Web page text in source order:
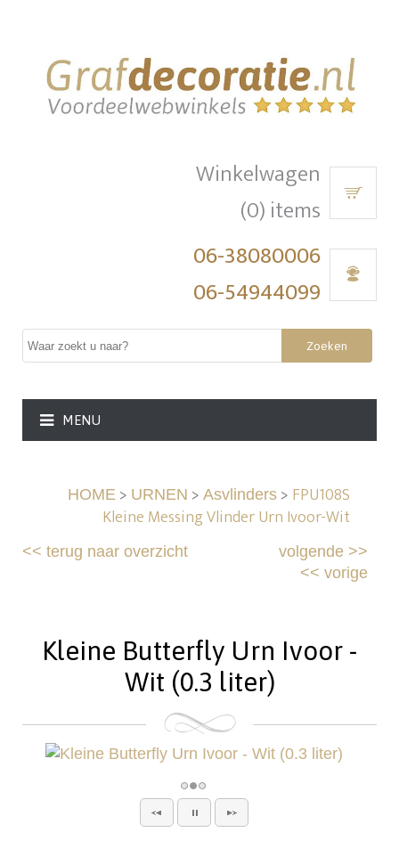
Winkelwagen
(0) items
06-38080006
06-54944099
Zoeken
MENU
HOME> URNEN > Asvlinders> FPU108S
Kleine Messing Vlinder Urn Ivoor-Wit
<<terug naar overzicht volgende>>
<< vorige
Kleine Butterfly Urn Ivoor -
Wit (0.3 liter)